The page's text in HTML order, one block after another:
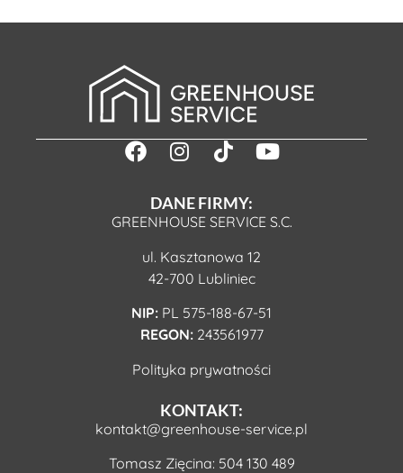
DANE FIRMY:
GREENHOUSE SERVICE S.C.
ul. Kasztanowa 12
42-700 Lubliniec
NIP: PL 575-188-67-51
REGON:243561977
Polityka prywatności
KONTAKT:
kontakt@greenhouse-service.pl
Tomasz Zięcina: 504 130 489